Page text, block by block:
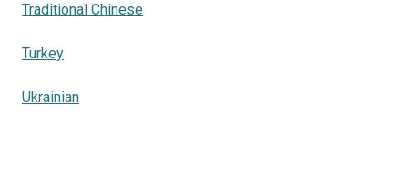
Traditional Chinese
Turkey
Ukrainian